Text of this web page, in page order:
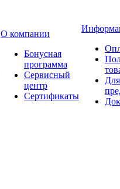
О компании
Бонусная
программа
Сервисный
центр
Сертификаты
Для